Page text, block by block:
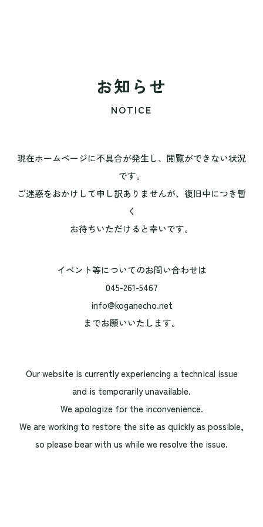
お知らせ
NOTICE
現在ホームページに不具合が発生し、閲覧ができない状況
です。
ご迷惑をおかけして申し訳ありませんが、復旧中につき暫
く
お待ちいただけると幸いです。
イベント等についてのお問い合わせは
045-261-5467
info@koganecho.net
までお願いいたします。
Our website is currently experiencing a technical issue
and is temporarily unavailable.
We apologize for the inconvenience.
We are working to restore the site as quickly as possible,
so please bear with us while we resolve the issue.